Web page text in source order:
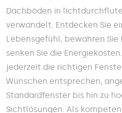
Dachböden in
verwandelt. Entdecken Sie
Lebensgefühl, bewahren Sie
senken Sie die
jederzeit die richtigen
Wünschen entsprechen,
Standardfenster bis hin zu
Sichtlösungen. Als